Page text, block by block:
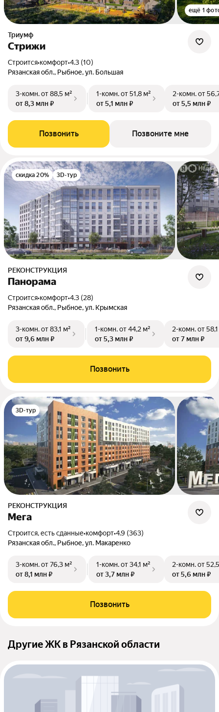
ещё 1
Триумф
Стрижи
Строится•комфорт•4.3 (10)
Рязанская обл., Рыбное, ул. Большая
3-комн.от 88,5 м²
от 8,3 млн ₽
1-комн.от 51,8 м²
от 5,1 млн ₽
2-комн.от
от 5,5 млн ₽
Позвонить Позвоните мне
скидка 20% 3D-тур
РЕКОНСТРУКЦИЯ
Панорама
Строится•комфорт•4.3 (28)
Рязанская обл., Рыбное, ул. Крымская
3-комн.от 83,1 м²
от 9,6 млн ₽
1-комн.от 44,2 м²
от 5,3 млн ₽
2-комн.от
от 7 млн ₽
Позвонить
3D-тур
РЕКОНСТРУКЦИЯ
Мега
Строится, есть сданные•комфорт•4.9 (363)
Рязанская обл., Рыбное, ул. Макаренко
3-комн.от 76,3 м²
от 8,1 млн ₽
1-комн.от 34,1 м²
от 3,7 млн ₽
2-комн.от
от 5,6 млн ₽
Позвонить
Другие ЖК в Рязанской области